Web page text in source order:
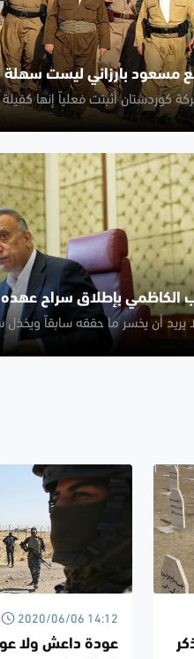
مسعود بارزاني ليست سهلة
الكاظمي بإطلاق سراح
يريد أن يخسر ما حققه سابقاً
2020/06/06 14:12 م
عودة داعش ولا